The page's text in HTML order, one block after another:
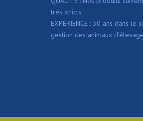
très stricts
EXPÉRIENCE : 30 ans dans
gestion des animaux d’élevage